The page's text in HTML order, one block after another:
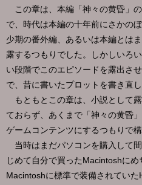
この章は、本編「神々の黄昏」
で、時代は本編の十年前にさかの
少期の番外編、あるいは本編とは
露するつもりでした。しかしいろ
い段階でこのエピソードを露出さ
で、昔に書いたプロットを書き直し
もともとこの章は、小説として
ておらず、あくまで「神々の黄昏
ゲームコンテンツにするつもりで
当時はまだパソコンを購入して
じめて自分で買ったMacintoshに
Macintoshに標準で装備されてい